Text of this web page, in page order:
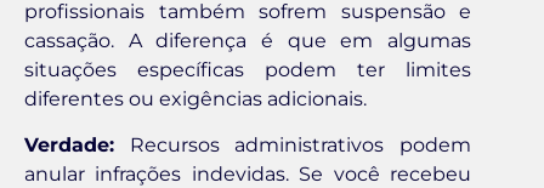
profissionais também sofrem suspensão e
cassação. A diferença é que em algumas
situações específicas podem ter limites
diferentes ou exigências adicionais.
Verdade: Recursos administrativos podem
anular infrações indevidas. Se você recebeu